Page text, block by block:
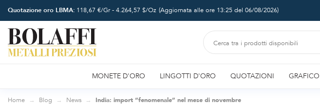
Quotazione oro LBMA: 118,67 €/Gr - 4.264,57 $/Oz (Aggiornata alle ore 13:25 del 06/08/2026)
MONETE D'ORO LINGOTTI D'ORO QUOTAZIONI
Home Blog News India: import “fenomenale” nel mese di novembre